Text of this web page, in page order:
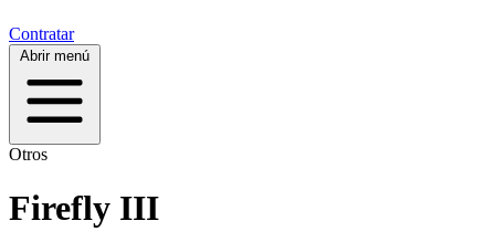
Contratar
Abrir menú
Otros
Firefly III